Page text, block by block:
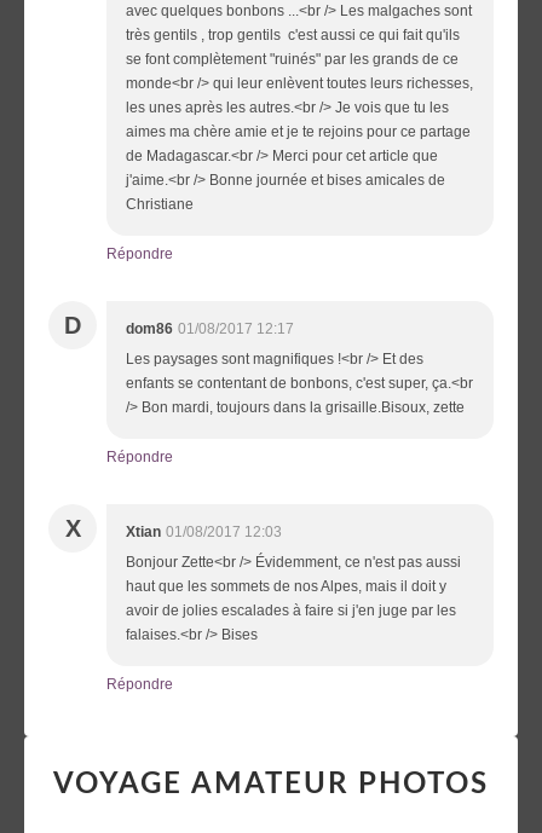
avec quelques bonbons ...<br /> Les malgaches sont
très gentils , trop gentils c'est aussi ce qui fait qu'ils
se font complètement "ruinés" par les grands de ce
monde<br /> qui leur enlèvent toutes leurs richesses,
les unes après les autres.<br /> Je vois que tu les
aimes ma chère amie et je te rejoins pour ce partage
de Madagascar.<br /> Merci pour cet article que
j'aime.<br /> Bonne journée et bises amicales de
Christiane
Répondre
D dom86 01/08/2017 12:17
Les paysages sont magnifiques !<br /> Et des
enfants se contentant de bonbons, c'est super, ça.<br
/> Bon mardi, toujours dans la grisaille.Bisoux, zette
Répondre
X Xtian 01/08/2017 12:03
Bonjour Zette<br /> Évidemment, ce n'est pas aussi
haut que les sommets de nos Alpes, mais il doit y
avoir de jolies escalades à faire si j'en juge par les
falaises.<br /> Bises
Répondre
VOYAGE AMATEUR PHOTOS